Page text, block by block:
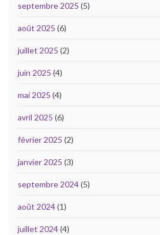
septembre 2025 (5)
août 2025 (6)
juillet 2025 (2)
juin 2025 (4)
mai 2025 (4)
avril 2025 (6)
février 2025 (2)
janvier 2025 (3)
septembre 2024(5)
août 2024(1)
juillet 2024(4)